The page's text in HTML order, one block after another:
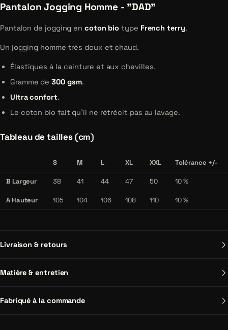
Pantalon Jogging Homme - "DAD"
Pantalon de jogging en coton bio type French terry.
Un jogging homme très doux et chaud.
Élastiques à la ceinture et aux chevilles.
Gramme de300 gsm.
Ultra confort.
Le coton bio fait qu'il ne rétrécit pas au lavage.
Tableau de tailles (cm)
S M L XL XXL Tolérance +/-
B Largeur 38 41 44 47 50 10 %
A Hauteur 105 104 106 108 110 10 %
Livraison & retours
Matière & entretien
Fabriqué à la commande